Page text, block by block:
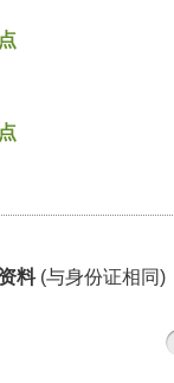
料 (与身份证相同)